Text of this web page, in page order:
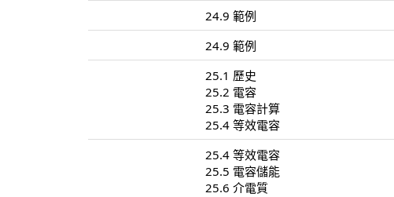
24.9 範例
24.9 範例
25.1 歷史
25.2 電容
25.3 電容計算
25.4 等效電容
25.4 等效電容
25.5 電容儲能
25.6 介電質